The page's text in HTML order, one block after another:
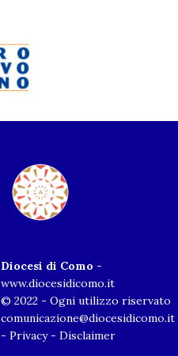
Diocesi di Como -
www.diocesidicomo.it
© 2022 - Ogni utilizzo riservato
comunicazione@diocesidicomo.it
- Privacy- Disclaimer